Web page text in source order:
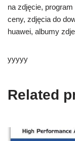
na zdjęcie,
ceny, zdjęcia do
huawei, albumy
yyyyy
Related